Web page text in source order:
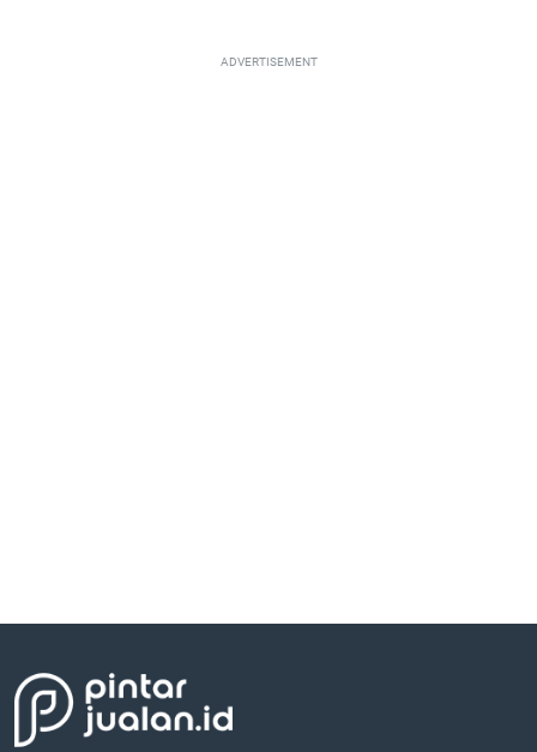
ADVERTISEMENT